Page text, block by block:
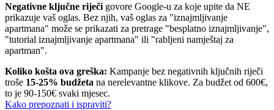
Negativne ključne riječi govore Google-u za koje upite da NE
prikazuje vaš oglas. Bez njih, vaš oglas za "iznajmljivanje
apartmana" može se prikazati za pretrage "besplatno iznajmljivanje",
"tutorial iznajmljivanje apartmana" ili "rabljeni namještaj za
apartman".
Koliko košta ova greška: Kampanje bez negativnih ključnih riječi
troše 15-25% budžeta na nerelevantne klikove. Za budžet od 600€,
to je 90-150€ svaki mjesec.
Kako prepoznati i ispraviti?